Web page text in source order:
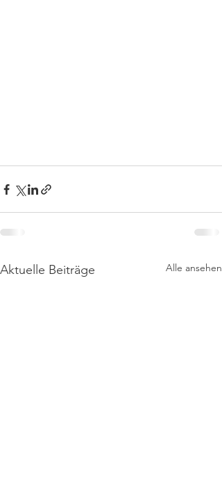
Aktuelle Beiträge Alle ansehen